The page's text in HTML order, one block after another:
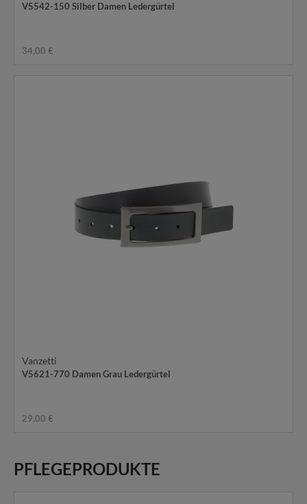
V5542-150 Silber Damen Ledergürtel
34,00 €
Vanzetti
V5621-770 Damen Grau Ledergürtel
29,00 €
PFLEGEPRODUKTE